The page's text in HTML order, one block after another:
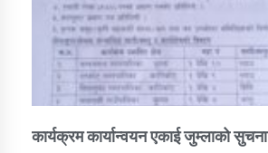
कार्यक्रम कार्यान्वयन एकाई जुम्लाको सुचना